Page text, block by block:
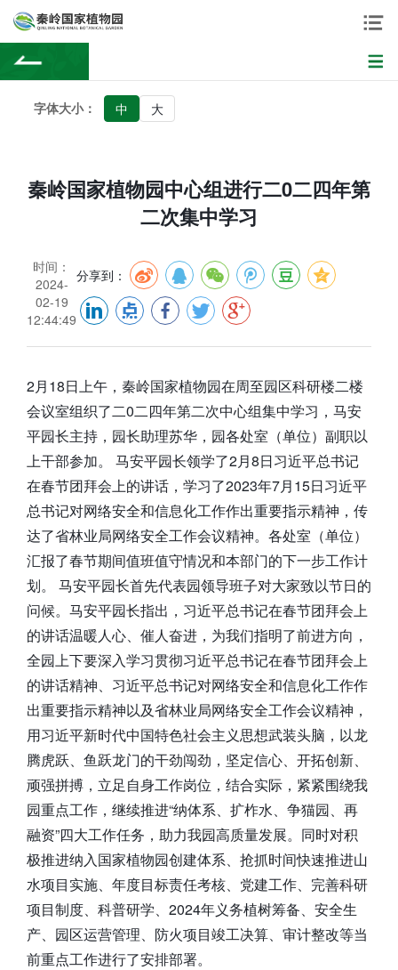
字体大小： 中 大
秦岭国家植物园中心组进行二0二四年第
二次集中学习
时间：
2024-
02-19
12:44:49
分享到：
2月18日上午，秦岭国家植物园在周至园区科研楼二楼
会议室组织了二0二四年第二次中心组集中学习，马安
平园长主持，园长助理苏华，园各处室（单位）副职以
上干部参加。 马安平园长领学了2月8日习近平总书记
在春节团拜会上的讲话，学习了2023年7月15日习近平
总书记对网络安全和信息化工作作出重要指示精神，传
达了省林业局网络安全工作会议精神。各处室（单位）
汇报了春节期间值班值守情况和本部门的下一步工作计
划。 马安平园长首先代表园领导班子对大家致以节日的
问候。马安平园长指出，习近平总书记在春节团拜会上
的讲话温暖人心、催人奋进，为我们指明了前进方向，
全园上下要深入学习贯彻习近平总书记在春节团拜会上
的讲话精神、习近平总书记对网络安全和信息化工作作
出重要指示精神以及省林业局网络安全工作会议精神，
用习近平新时代中国特色社会主义思想武装头脑，以龙
腾虎跃、鱼跃龙门的干劲闯劲，坚定信心、开拓创新、
顽强拼搏，立足自身工作岗位，结合实际，紧紧围绕我
园重点工作，继续推进“纳体系、扩柞水、争猫园、再
融资”四大工作任务，助力我园高质量发展。同时对积
极推进纳入国家植物园创建体系、抢抓时间快速推进山
水项目实施、年度目标责任考核、党建工作、完善科研
项目制度、科普研学、2024年义务植树筹备、安全生
产、园区运营管理、防火项目竣工决算、审计整改等当
前重点工作进行了安排部署。